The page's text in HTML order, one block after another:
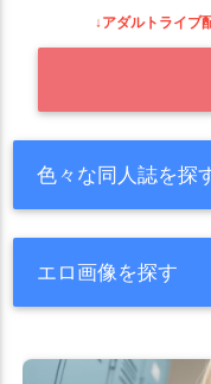
↓アダルトライブ
色々な同人誌を探
エロ画像を探す